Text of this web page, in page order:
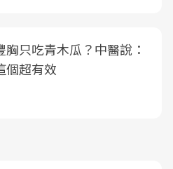
胸只吃青木瓜？中醫說：
個超有效